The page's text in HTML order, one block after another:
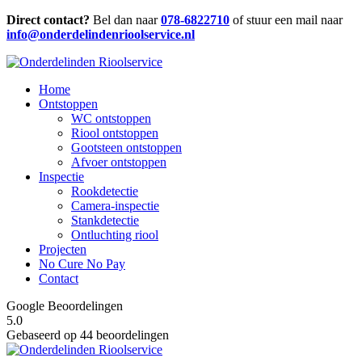
Direct contact? Bel dan naar078-6822710 of stuur een mail naar
info@onderdelindenrioolservice.nl
Home
Ontstoppen
WC ontstoppen
Riool ontstoppen
Gootsteen ontstoppen
Afvoer ontstoppen
Inspectie
Rookdetectie
Camera-inspectie
Stankdetectie
Ontluchting riool
Projecten
No Cure No Pay
Contact
Google Beoordelingen
5.0
Gebaseerd op 44 beoordelingen